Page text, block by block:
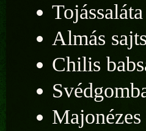
Tojássaláta
Almás
Chilis